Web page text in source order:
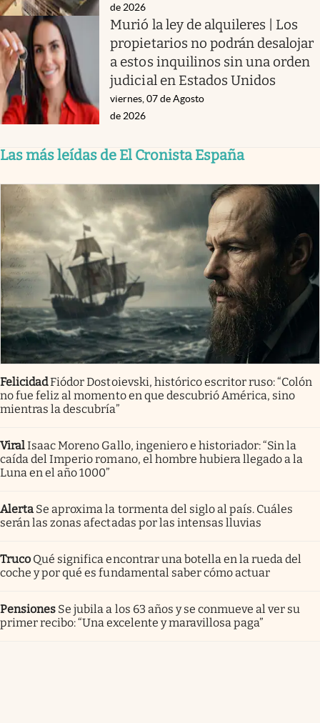
de 2026
Murió la ley de alquileres | Los
propietarios no podrán desalojar
a estos inquilinos sin una orden
judicial en Estados Unidos
viernes, 07 de Agosto
de 2026
Las más leídas de El Cronista España
FelicidadFiódor Dostoievski, histórico escritor ruso: “Colón
no fue feliz al momento en que descubrió América, sino
mientras la descubría”
ViralIsaac Moreno Gallo, ingeniero e historiador: “Sin la
caída del Imperio romano, el hombre hubiera llegado a la
Luna en el año 1000”
Alerta Se aproxima la tormenta del siglo al país. Cuáles
serán las zonas afectadas por las intensas lluvias
Truco Qué significa encontrar una botella en la rueda del
coche y por qué es fundamental saber cómo actuar
Pensiones Se jubila a los 63 años y se conmueve al ver su
primer recibo: “Una excelente y maravillosa paga”